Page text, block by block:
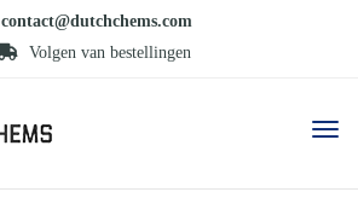
contact@dutchchems.com
Volgen van bestellingen